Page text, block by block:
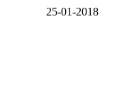
25-01-2018